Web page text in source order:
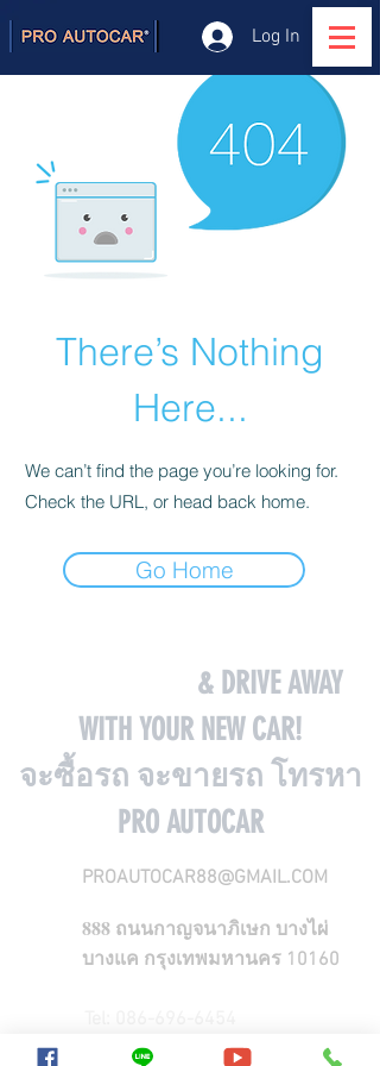
Log In
There’s Nothing
Here...
We can’t find the page you’re looking for.
Check the URL, or head back home.
Go Home
& DRIVE AWAY
WITH YOUR NEW CAR!
จะซื้อรถ จะขายรถ โทรหา
PRO AUTOCAR
PROAUTOCAR88@GMAIL.COM
888 ถนนกาญจนาภิเษก บางไผ่
บางแค กรุงเทพมหานคร 10160